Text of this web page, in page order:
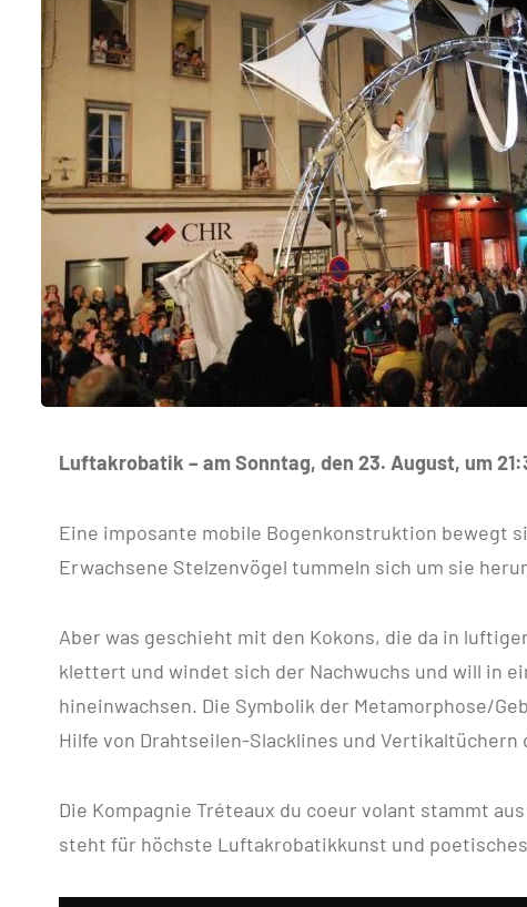
Luftakrobatik – am Sonntag, den 23. August, um
Eine imposante mobile Bogenkonstruktion bewegt
Erwachsene Stelzenvögel tummeln sich um sie
Aber was geschieht mit den Kokons, die da in
klettert und windet sich der Nachwuchs und will in
hineinwachsen. Die Symbolik der Metamorphose/
Hilfe von Drahtseilen-Slacklines und Vertikaltüchern
Die Kompagnie Tréteaux du coeur volant stammt
steht für höchste Luftakrobatikkunst und